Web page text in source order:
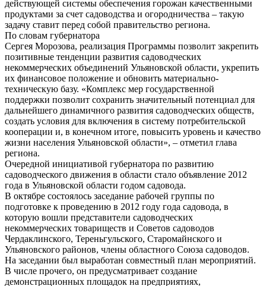
действующей системы обеспечения горожан качественными
продуктами за счет садоводства и огородничества – такую
задачу ставит перед собой правительство региона.
По словам губернатора
Сергея Морозова, реализация Программы позволит закрепить
позитивные тенденции развития садоводческих
некоммерческих объединений Ульяновской области, укрепить
их финансовое положение и обновить материально-
техническую базу. «Комплекс мер государственной
поддержки позволит сохранить значительный потенциал для
дальнейшего динамичного развития садоводческих обществ,
создать условия для включения в систему потребительской
кооперации и, в конечном итоге, повысить уровень и качество
жизни населения Ульяновской области», – отметил глава
региона.
Очередной инициативой губернатора по развитию
садоводческого движения в области стало объявление 2012
года в Ульяновской области годом садовода.
В октябре состоялось заседание рабочей группы по
подготовке к проведению в 2012 году года садовода, в
которую вошли представители садоводческих
некоммерческих товариществ и Советов садоводов
Чердаклинского, Тереньгульского, Старомайнского и
Ульяновского районов, члены областного Союза садоводов.
На заседании был выработан совместный план мероприятий.
В числе прочего, он предусматривает создание
демонстрационных площадок на предприятиях,